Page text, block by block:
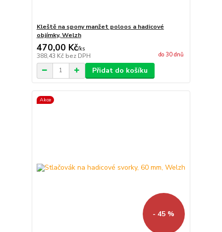
Kleště na spony manžet poloos a hadicové
objímky, Welzh
470,00 Kč/ks
388,43 Kč bez DPH do 30 dnů
Přidat do košíku
Akce
- 45 %